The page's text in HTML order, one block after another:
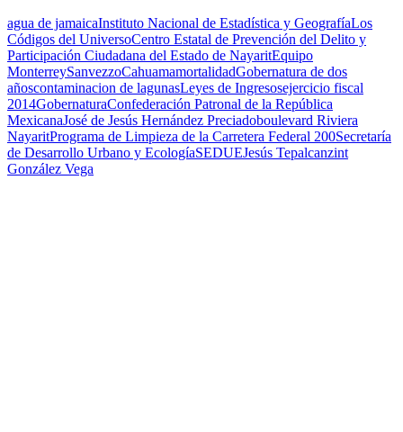
agua de jamaicaInstituto Nacional de Estadística y GeografíaLos
Códigos del UniversoCentro Estatal de Prevención del Delito y
Participación Ciudadana del Estado de NayaritEquipo
MonterreySanvezzoCahuamamortalidadGobernatura de dos
añoscontaminacion de lagunasLeyes de Ingresosejercicio fiscal
2014GobernaturaConfederación Patronal de la República
MexicanaJosé de Jesús Hernández Preciadoboulevard Riviera
NayaritPrograma de Limpieza de la Carretera Federal 200Secretaría
de Desarrollo Urbano y EcologíaSEDUEJesús Tepalcanzint
González Vega